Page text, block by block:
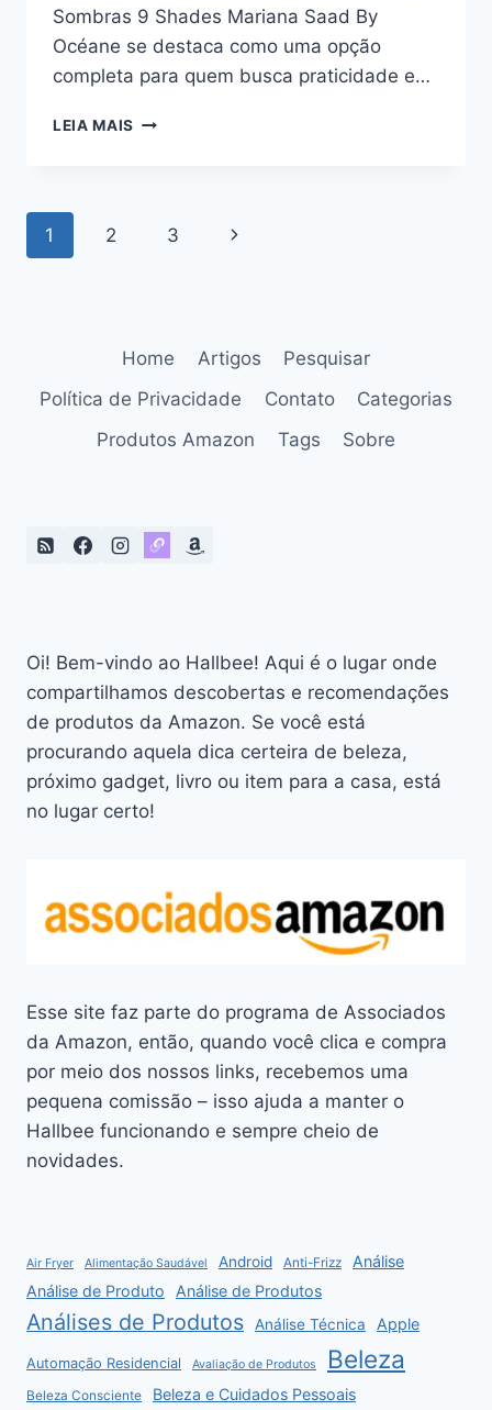
Sombras 9 Shades Mariana Saad By
Océane se destaca como uma opção
completa para quem busca praticidade e…
LEIA MAIS PALETA
MARIANA
E
SOFISTICAÇÃO
EM
ÚNICO
Navegação
1 2 3
Página
Home Artigos
Pesquisar
Política de Privacidade
Contato
Categorias
Produtos Amazon
Tags Sobre
Oi! Bem-vindo ao Hallbee! Aqui é o lugar onde
compartilhamos descobertas e recomendações
de produtos da Amazon. Se você está
procurando aquela dica certeira de beleza,
próximo gadget, livro ou item para a casa, está
no lugar certo!
Esse site faz parte do programa de Associados
da Amazon, então, quando você clica e compra
por meio dos nossos links, recebemos uma
pequena comissão – isso ajuda a manter o
Hallbee funcionando e sempre cheio de
novidades.
Air Fryer Alimentação Saudável Android Anti-Frizz
Análise
Análise de Produto
Análise de Produtos
Análises de Produtos Análise Técnica Apple
Automação Residencial Avaliação de Produtos Beleza
Beleza Consciente Beleza e Cuidados Pessoais